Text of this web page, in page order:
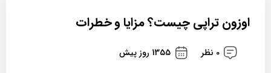
اوزون تراپی چیست؟ مزایا و خطرات
0 نظر 1355 روز پیش